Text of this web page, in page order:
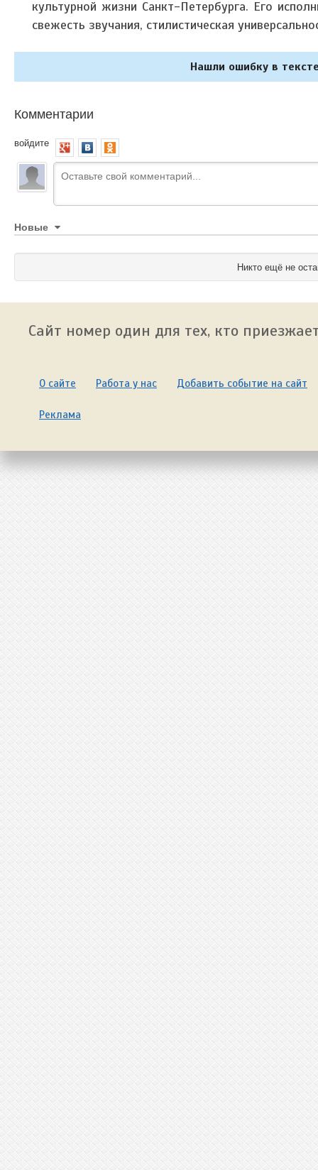
культурной жизни Санкт-Петербурга. Его
свежесть звучания, стилистическая
Нашли ошибку в
Комментарии
войдите
Новые
Никто ещё не
Сайт номер один для тех, кто
О сайте Работа у нас Добавить событие на сайт
Реклама